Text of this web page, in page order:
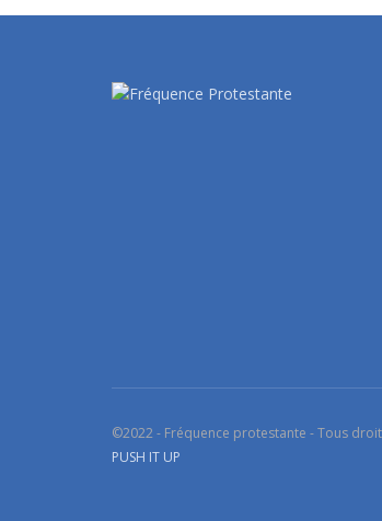
©2022 - Fréquence protestante - Tous
PUSH IT UP